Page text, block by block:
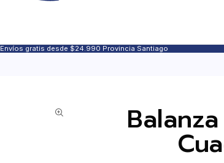
Envíos gratis desde $24.990 Provincia Santiago